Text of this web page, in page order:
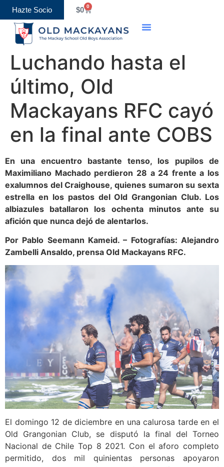
Hazte Socio $0 0
Luchando hasta el
último, Old
Mackayans RFC cayó
en la final ante COBS
En una encuentro bastante tenso, los pupilos de
Maximiliano Machado perdieron 28 a 24 frente a los
exalumnos del Craighouse, quienes sumaron su sexta
estrella en los pastos del Old Grangonian Club. Los
albiazules batallaron los ochenta minutos ante su
afición que nunca dejó de alentarlos.
Por Pablo Seemann Kameid. – Fotografías: Alejandro
Zambelli Ansaldo, prensa Old Mackayans RFC.
El domingo 12 de diciembre en una calurosa tarde en el
Old Grangonian Club, se disputó la final del Torneo
Nacional de Chile Top 8 2021. Con el aforo completo
permitido, dos mil quinientas personas apoyaron